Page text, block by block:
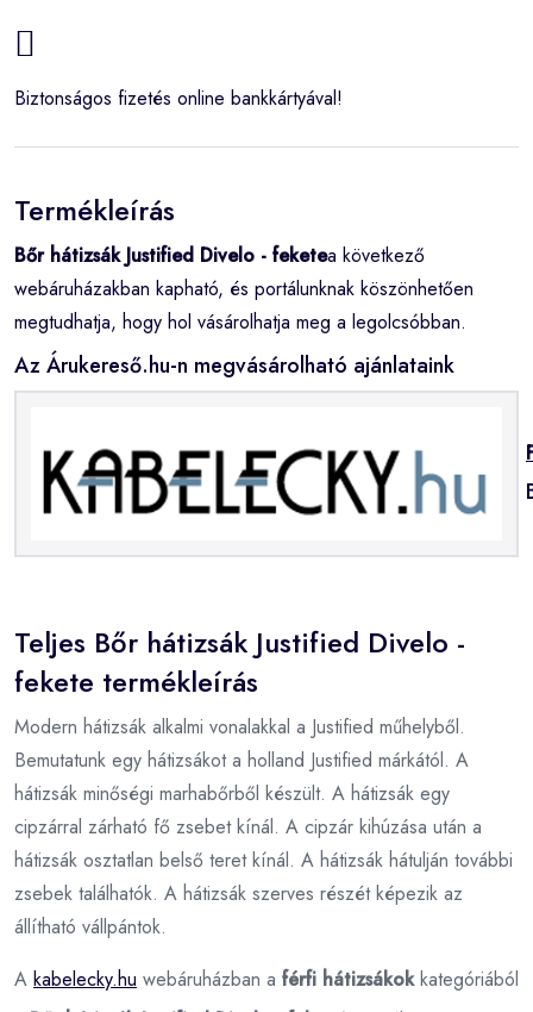
Biztonságos fizetés online bankkártyával!
Termékleírás
Bőr hátizsák Justified Divelo - feketea következő
webáruházakban kapható, és portálunknak köszönhetően
megtudhatja, hogy hol vásárolhatja meg a legolcsóbban.
Az Árukereső.hu-n megvásárolható ajánlataink
Teljes Bőr hátizsák Justified Divelo -
fekete termékleírás
Modern hátizsák alkalmi vonalakkal a Justified műhelyből.
Bemutatunk egy hátizsákot a holland Justified márkától. A
hátizsák minőségi marhabőrből készült. A hátizsák egy
cipzárral zárható fő zsebet kínál. A cipzár kihúzása után a
hátizsák osztatlan belső teret kínál. A hátizsák hátulján további
zsebek találhatók. A hátizsák szerves részét képezik az
állítható vállpántok.
A kabelecky.hu webáruházban a férfi hátizsákokkategóriából